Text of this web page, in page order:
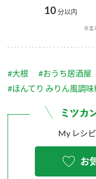
ふりかけ
鍋なび
納豆のサイト
PIN印
千夜
スペシャルサイト
環境への
水の文化セ
ZENB
ニュースリリース
お客様相談センタ
お客様の声をいかしました
販売終了製品のご案内
10分以内
※エ
#大根 #おうち居酒屋
#ほんてり みりん風調味
My レシ
お